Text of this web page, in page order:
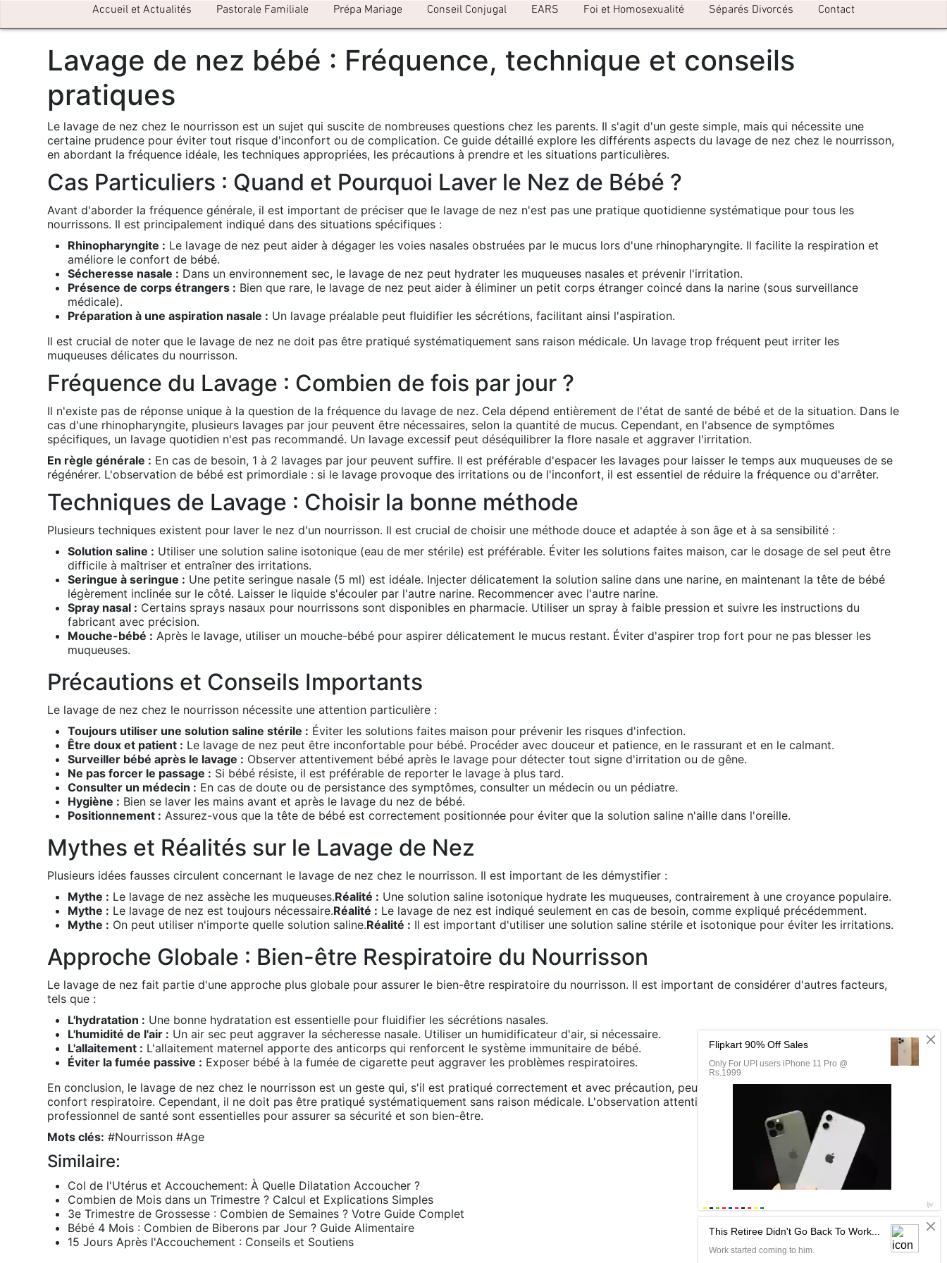
Accueil et Actualités Pastorale Familiale Prépa Mariage Conseil Conjugal EARS Foi et Homosexualité Séparés Divorcés Contact
Lavage de nez bébé : Fréquence, technique et conseils
pratiques
Le lavage de nez chez le nourrisson est un sujet qui suscite de nombreuses questions chez les parents. Il s'agit d'un geste simple, mais qui nécessite une
certaine prudence pour éviter tout risque d'inconfort ou de complication. Ce guide détaillé explore les différents aspects du lavage de nez chez le nourrisson,
en abordant la fréquence idéale, les techniques appropriées, les précautions à prendre et les situations particulières.
Cas Particuliers : Quand et Pourquoi Laver le Nez de Bébé ?
Avant d'aborder la fréquence générale, il est important de préciser que le lavage de nez n'est pas une pratique quotidienne systématique pour tous les
nourrissons. Il est principalement indiqué dans des situations spécifiques :
Rhinopharyngite : Le lavage de nez peut aider à dégager les voies nasales obstruées par le mucus lors d'une rhinopharyngite. Il facilite la respiration et
améliore le confort de bébé.
Sécheresse nasale : Dans un environnement sec, le lavage de nez peut hydrater les muqueuses nasales et prévenir l'irritation.
Présence de corps étrangers : Bien que rare, le lavage de nez peut aider à éliminer un petit corps étranger coincé dans la narine (sous surveillance
médicale).
Préparation à une aspiration nasale : Un lavage préalable peut fluidifier les sécrétions, facilitant ainsi l'aspiration.
Il est crucial de noter que le lavage de nez ne doit pas être pratiqué systématiquement sans raison médicale. Un lavage trop fréquent peut irriter les
muqueuses délicates du nourrisson.
Fréquence du Lavage : Combien de fois par jour ?
Il n'existe pas de réponse unique à la question de la fréquence du lavage de nez. Cela dépend entièrement de l'état de santé de bébé et de la situation. Dans le
cas d'une rhinopharyngite, plusieurs lavages par jour peuvent être nécessaires, selon la quantité de mucus. Cependant, en l'absence de symptômes
spécifiques, un lavage quotidien n'est pas recommandé. Un lavage excessif peut déséquilibrer la flore nasale et aggraver l'irritation.
En règle générale : En cas de besoin, 1 à 2 lavages par jour peuvent suffire. Il est préférable d'espacer les lavages pour laisser le temps aux muqueuses de se
régénérer. L'observation de bébé est primordiale : si le lavage provoque des irritations ou de l'inconfort, il est essentiel de réduire la fréquence ou d'arrêter.
Techniques de Lavage : Choisir la bonne méthode
Plusieurs techniques existent pour laver le nez d'un nourrisson. Il est crucial de choisir une méthode douce et adaptée à son âge et à sa sensibilité :
Solution saline : Utiliser une solution saline isotonique (eau de mer stérile) est préférable. Éviter les solutions faites maison, car le dosage de sel peut être
difficile à maîtriser et entraîner des irritations.
Seringue à seringue : Une petite seringue nasale (5 ml) est idéale. Injecter délicatement la solution saline dans une narine, en maintenant la tête de bébé
légèrement inclinée sur le côté. Laisser le liquide s'écouler par l'autre narine. Recommencer avec l'autre narine.
Spray nasal : Certains sprays nasaux pour nourrissons sont disponibles en pharmacie. Utiliser un spray à faible pression et suivre les instructions du
fabricant avec précision.
Mouche-bébé : Après le lavage, utiliser un mouche-bébé pour aspirer délicatement le mucus restant. Éviter d'aspirer trop fort pour ne pas blesser les
muqueuses.
Précautions et Conseils Importants
Le lavage de nez chez le nourrisson nécessite une attention particulière :
Toujours utiliser une solution saline stérile : Éviter les solutions faites maison pour prévenir les risques d'infection.
Être doux et patient : Le lavage de nez peut être inconfortable pour bébé. Procéder avec douceur et patience, en le rassurant et en le calmant.
Surveiller bébé après le lavage : Observer attentivement bébé après le lavage pour détecter tout signe d'irritation ou de gêne.
Ne pas forcer le passage : Si bébé résiste, il est préférable de reporter le lavage à plus tard.
Consulter un médecin : En cas de doute ou de persistance des symptômes, consulter un médecin ou un pédiatre.
Hygiène : Bien se laver les mains avant et après le lavage du nez de bébé.
Positionnement : Assurez-vous que la tête de bébé est correctement positionnée pour éviter que la solution saline n'aille dans l'oreille.
Mythes et Réalités sur le Lavage de Nez
Plusieurs idées fausses circulent concernant le lavage de nez chez le nourrisson. Il est important de les démystifier :
Mythe : Le lavage de nez assèche les muqueuses.Réalité : Une solution saline isotonique hydrate les muqueuses, contrairement à une croyance populaire.
Mythe : Le lavage de nez est toujours nécessaire.Réalité : Le lavage de nez est indiqué seulement en cas de besoin, comme expliqué précédemment.
Mythe : On peut utiliser n'importe quelle solution saline.Réalité : Il est important d'utiliser une solution saline stérile et isotonique pour éviter les irritations.
Approche Globale : Bien-être Respiratoire du Nourrisson
Le lavage de nez fait partie d'une approche plus globale pour assurer le bien-être respiratoire du nourrisson. Il est important de considérer d'autres facteurs,
tels que :
L'hydratation : Une bonne hydratation est essentielle pour fluidifier les sécrétions nasales.
L'humidité de l'air : Un air sec peut aggraver la sécheresse nasale. Utiliser un humidificateur d'air, si nécessaire.
L'allaitement : L'allaitement maternel apporte des anticorps qui renforcent le système immunitaire de bébé.
Éviter la fumée passive : Exposer bébé à la fumée de cigarette peut aggraver les problèmes respiratoires.
En conclusion, le lavage de nez chez le nourrisson est un geste qui, s'il est pratiqué correctement et avec précaution, peut soulager bébé et améliorer son
confort respiratoire. Cependant, il ne doit pas être pratiqué systématiquement sans raison médicale. L'observation attentive de bébé et la consultation d'un
professionnel de santé sont essentielles pour assurer sa sécurité et son bien-être.
Mots clés: #Nourrisson #Age
Similaire:
Col de l'Utérus et Accouchement: À Quelle Dilatation Accoucher ?
Combien de Mois dans un Trimestre ? Calcul et Explications Simples
3e Trimestre de Grossesse : Combien de Semaines ? Votre Guide Complet
Bébé 4 Mois : Combien de Biberons par Jour ? Guide Alimentaire
15 Jours Après l'Accouchement : Conseils et Soutiens